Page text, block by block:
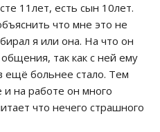
11лет, есть сын 10лет.
что мне это не
я или она. На что он
так как с ней ему
ещё больнее стало. Тем
на работе он много
что нечего страшного